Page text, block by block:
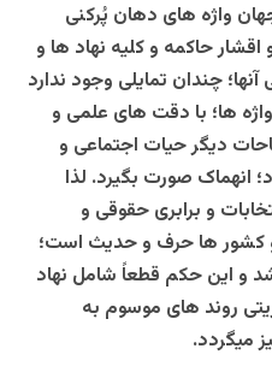
واژه های دهان پُرکنی
حاکمه و کلیه نهاد ها و
چندان تمایلی وجود ندارد
ها؛ با دقت های علمی و
دیگر حیات اجتماعی و
انهماک صورت بگیرد. لذا
و برابری حقوقی و
کشور ها حرف و حدیث است؛
و این حکم قطعاً شامل نهاد
روند های موسوم به
میگردد.